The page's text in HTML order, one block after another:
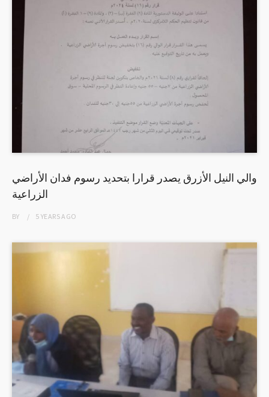
والي النيل الأزرق يصدر قرارا بتحديد رسوم فدان الأراضي
الزراعية
BY 5 YEARSAGO